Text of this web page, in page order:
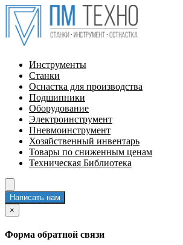
Инструменты
Станки
Оснастка для производства
Подшипники
Оборудование
Электроинструмент
Пневмоинструмент
Хозяйственный инвентарь
Товары по сниженным ценам
Техническая Библиотека
Написать нам
×
Форма обратной связи